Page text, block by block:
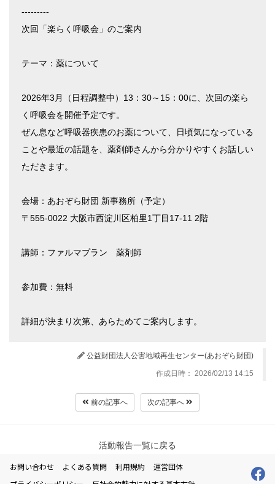
---------
次回「楽らく呼吸会」のご案内
テーマ：薬について
2026年3月（日程調整中）13：30～15：00に、次回の楽ら
く呼吸会を開催予定です。
ぜん息など呼吸器疾患のお薬について、日頃気になっている
ことや最近の話題を、薬剤師さんから分かりやすくお話しい
ただきます。
会場：あおぞら財団 新事務所（予定）
〒555-0022 大阪市西淀川区柏里1丁目17-11 2階
講師：ファルマプラン 薬剤師
参加費：無料
詳細が決まり次第、あらためてご案内します。
公益財団法人公害地域再生センター(あおぞら財団)
作成日時： 2026/02/13 14:15
前の記事へ 次の記事へ
活動報告一覧に戻る
お問い合わせ よくある質問 利用規約
運営団体